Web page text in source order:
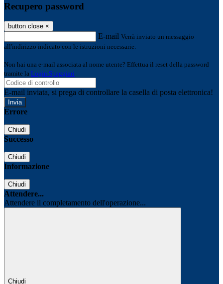
Recupero password
button close ×
E-mail Verrà inviato un messaggio
all'indirizzo indicato con le istruzioni necessarie.
Non hai una e-mail associata al nome utente? Effettua il reset della password
tramite la Login Spaggiari
E-mail inviata, si prega di controllare la casella di posta elettronica!
Errore
Chiudi
Successo
Chiudi
Informazione
Chiudi
Attendere...
Attendere il completamento dell'operazione...
Chiudi